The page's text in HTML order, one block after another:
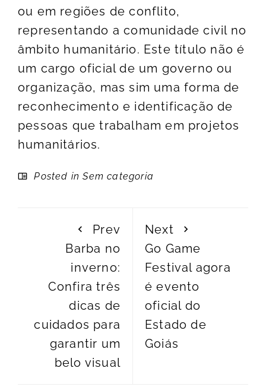
ou em regiões de conflito,
representando a comunidade civil no
âmbito humanitário. Este título não é
um cargo oficial de um governo ou
organização, mas sim uma forma de
reconhecimento e identificação de
pessoas que trabalham em projetos
humanitários.
Posted in Sem categoria
Prev
Barba no
inverno:
Confira três
dicas de
cuidados para
garantir um
belo visual
Next
Go Game
Festival agora
é evento
oficial do
Estado de
Goiás